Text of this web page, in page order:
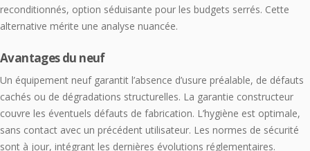
reconditionnés, option séduisante pour les budgets serrés. Cette
alternative mérite une analyse nuancée.
Avantages du neuf
Un équipement neuf garantit l’absence d’usure préalable, de défauts
cachés ou de dégradations structurelles. La garantie constructeur
couvre les éventuels défauts de fabrication. L’hygiène est optimale,
sans contact avec un précédent utilisateur. Les normes de sécurité
sont à jour, intégrant les dernières évolutions réglementaires.